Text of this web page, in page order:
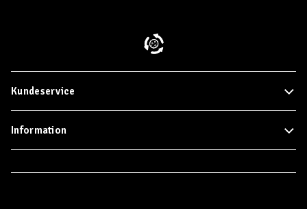
Kundeservice
Information